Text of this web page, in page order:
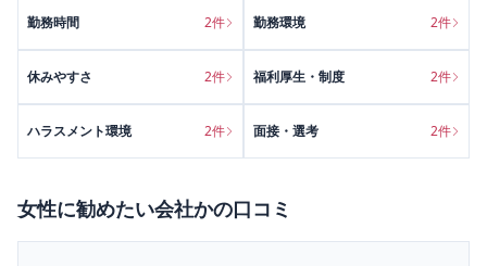
勤務時間 2件 勤務環境 2件
休みやすさ 2件 福利厚生・制度 2件
ハラスメント環境 2件 面接・選考 2件
女性に勧めたい会社かの口コミ